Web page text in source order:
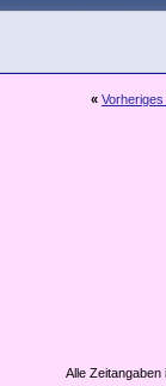
«
Alle